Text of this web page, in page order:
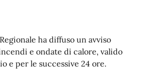
ha diffuso un avviso
e ondate di calore, valido
e per le successive 24 ore.